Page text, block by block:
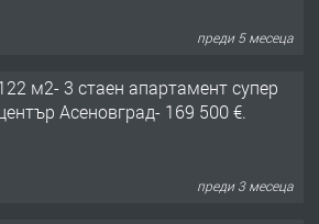
преди 3 месеца
Ретро Остъклена врата
преди 3 месеца